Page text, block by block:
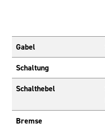
Gabel
Schaltung
Schalthebel
Bremse